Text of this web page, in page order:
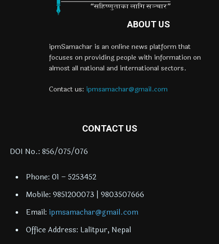
ABOUT US
ipmSamachar is an online news platform that
focuses on providing people with information on
almost all national and international sectors.
Contact us: ipmsamachar@gmail.com
CONTACT US
DOI No.: 856/075/076
Phone: 01 – 5253452
Mobile: 9851200073 | 9803507666
Email: ipmsamachar@gmail.com
Office Address: Lalitpur, Nepal